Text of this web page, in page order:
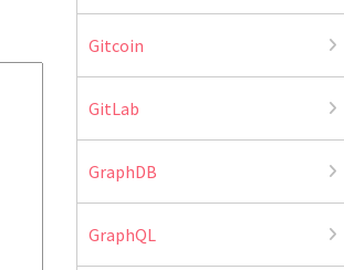
Gitcoin
GitLab
GraphDB
GraphQL